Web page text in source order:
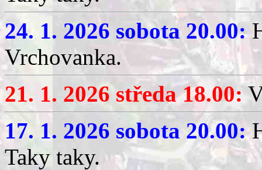
24. 1. 2026 sobota 20.00:
Vrchovanka.
21. 1. 2026 středa 18.00:
17. 1. 2026 sobota 20.00:
Taky taky.